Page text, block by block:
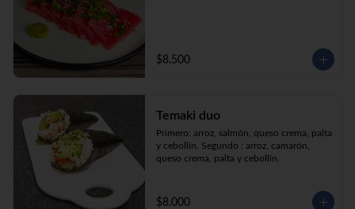
$8.500
Temaki duo
Primero: arroz, salmón, queso crema, palta
y cebollín. Segundo : arroz, camarón,
queso crema, palta y cebollín.
$8.000